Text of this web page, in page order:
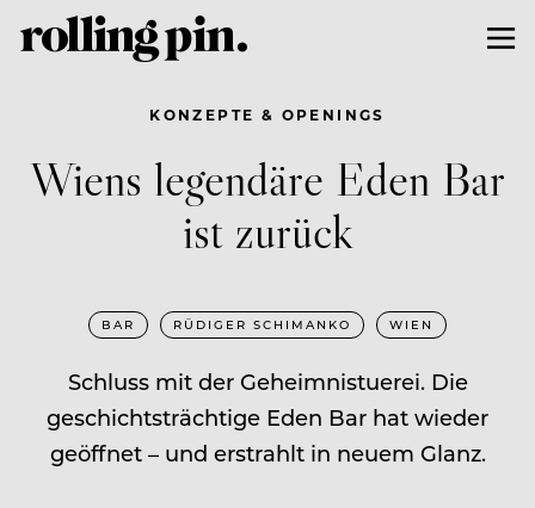
KONZEPTE & OPENINGS
Wiens legendäre Eden Bar
ist zurück
BAR RÜDIGER SCHIMANKO WIEN
Schluss mit der Geheimnistuerei. Die
geschichtsträchtige Eden Bar hat wieder
geöffnet – und erstrahlt in neuem Glanz.